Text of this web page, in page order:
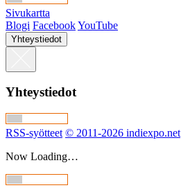
Sivukartta
Blogi FacebookYouTube
Yhteystiedot
Yhteystiedot
RSS-syötteet © 2011-2026 indiexpo.net
Now Loading…